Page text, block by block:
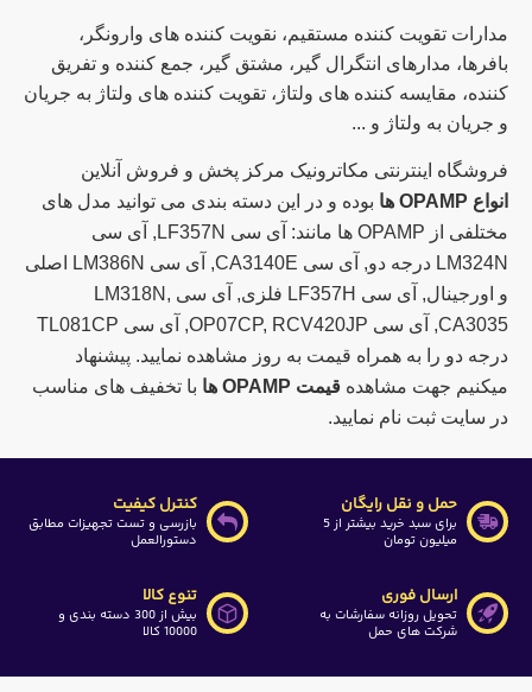
مدارات تقویت کننده مستقیم، نقویت کننده های وارونگر،
بافرها، مدارهای انتگرال گیر، مشتق گیر، جمع کننده و تفریق
کننده، مقایسه کننده های ولتاژ، تقویت کننده های ولتاژ به جریان
و جریان به ولتاژ و ...
فروشگاه اینترنتی مکاترونیک مرکز پخش و فروش آنلاین
انواع OPAMP ها
بوده و در این دسته بندی می توانید مدل های
مختلفی از OPAMP ها مانند: آی سی LF357N, آی سی
LM324N درجه دو, آی سی CA3140E, آی سی LM386N اصلی
و اورجینال, آی سی LF357H فلزی, آی سی LM318N,
CA3035, آی سی OP07CP, RCV420JP, آی سی TL081CP
درجه دو را به همراه قیمت به روز مشاهده نمایید. پیشنهاد
میکنیم جهت مشاهده قیمت OPAMP ها
با تخفیف های مناسب
در سایت ثبت نام نمایید.
حمل و نقل رایگان
برای سبد خرید بیشتر از 5
میلیون تومان
کنترل کیفیت
بازرسی و تست تجهیزات مطابق
دستورالعمل
ارسال فوری
تحویل روزانه سفارشات به
شرکت های حمل
تنوع کالا
بیش از 300 دسته بندی و
10000 کالا